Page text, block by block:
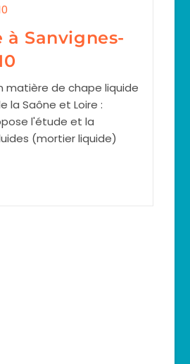
Sanvignes-
matière de chape liquide
la Saône et Loire :
l'étude et la
(mortier liquide)